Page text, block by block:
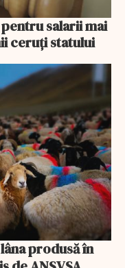
salarii mai
ceruți statului